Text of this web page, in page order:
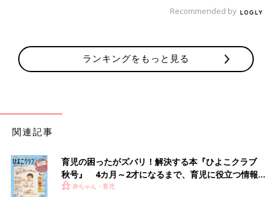
Recommended by
ランキングをもっと見る
関連記事
育児の困ったがズバリ！解決する本『ひよこクラブ
秋号』 4カ月～2才になるまで、育児に役立つ情報が
いっぱい！
赤ちゃん・育児